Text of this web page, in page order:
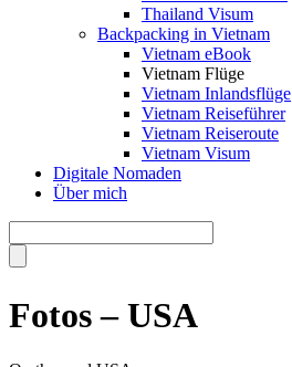
Thailand Visum
Backpacking in Vietnam
Vietnam eBook
Vietnam Flüge
Vietnam Inlandsflüge
Vietnam Reiseführer
Vietnam Reiseroute
Vietnam Visum
Digitale Nomaden
Über mich
Fotos – USA